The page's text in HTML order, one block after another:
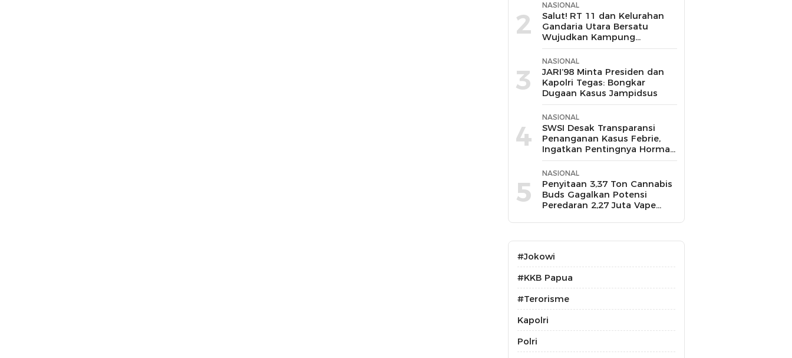
2
NASIONAL
Salut! RT 11 dan Kelurahan
Gandaria Utara Bersatu
Wujudkan Kampung
Ketahanan Pangan,
Hadiahnya Sepeda hingga Air
Fryer
3
NASIONAL
JARI’98 Minta Presiden dan
Kapolri Tegas: Bongkar
Dugaan Kasus Jampidsus
4
NASIONAL
SWSI Desak Transparansi
Penanganan Kasus Febrie,
Ingatkan Pentingnya Hormati
Profesi Wartawan
5
NASIONAL
Penyitaan 3,37 Ton Cannabis
Buds Gagalkan Potensi
Peredaran 2,27 Juta Vape
#Jokowi
#KKB Papua
#Terorisme
Kapolri
Polri